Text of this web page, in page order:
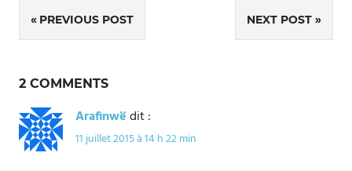
Navigation
de
l’article
PREVIOUS POST NEXT POST
2 COMMENTS
Arafinwëdit :
11 juillet 2015 à 14 h 22 min